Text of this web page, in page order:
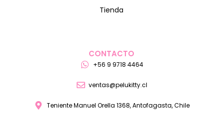
Tienda
CONTACTO
+56 9 9718 4464
ventas@pelukitty.cl
Teniente Manuel Orella 1368, Antofagasta, Chile